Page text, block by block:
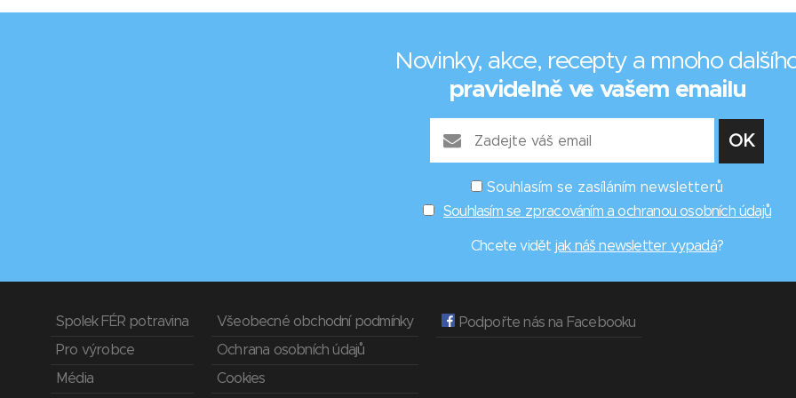
Novinky, akce, recepty a mnoho
pravidelně ve vašem emailu
Souhlasím se zasíláním newsletterů
Souhlasím se zpracováním a ochranou osobních údajů
Chcete vidět jak náš newsletter vypadá?
Spolek FÉR potravina
Pro výrobce
Média
Všeobecné obchodní podmínky
Ochrana osobních údajů
Cookies
Podpořte nás na Facebooku